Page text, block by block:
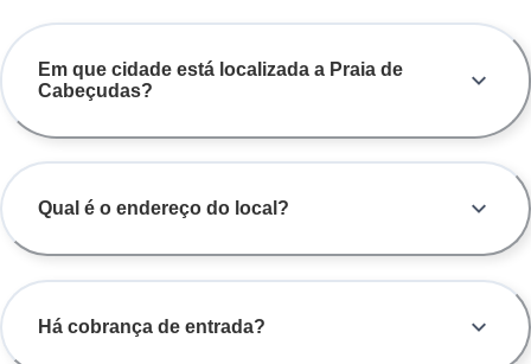
Em que cidade está localizada a Praia de
Cabeçudas?
Qual é o endereço do local?
Há cobrança de entrada?